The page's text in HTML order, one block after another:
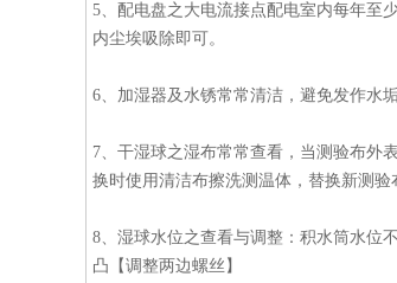
5、配电盘之大电流接点配电室内每年至
内尘埃吸除即可。
6、加湿器及水锈常常清洁，避免发作水
7、干湿球之湿布常常查看，当测验布外
换时使用清洁布擦洗测温体，替换新测验
8、湿球水位之查看与调整：积水筒水位
凸【调整两边螺丝】